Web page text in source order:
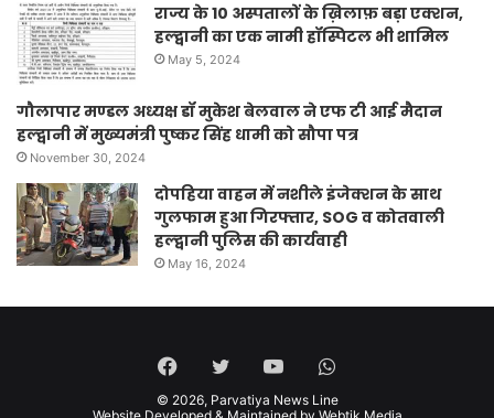
राज्य के 10 अस्पतालों के ख़िलाफ़ बड़ा एक्शन,
हल्द्वानी का एक नामी हॉस्पिटल भी शामिल
May 5, 2024
गौलापार मण्डल अध्यक्ष डॉ मुकेश बेलवाल ने एफ टी आई मैदान
हल्द्वानी में मुख्यमंत्री पुष्कर सिंह धामी को सौपा पत्र
November 30, 2024
दोपहिया वाहन में नशीले इंजेक्शन के साथ
गुलफाम हुआ गिरफ्तार, SOG व कोतवाली
हल्द्वानी पुलिस की कार्यवाही
May 16, 2024
Facebook
TwitterYouTubeWhatsApp
© 2026, Parvatiya News Line